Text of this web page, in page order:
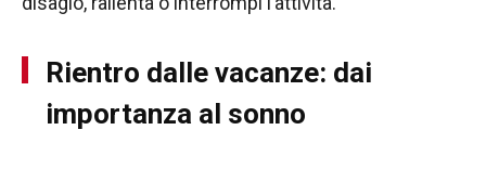
Rientro dalle vacanze: dai
importanza al sonno